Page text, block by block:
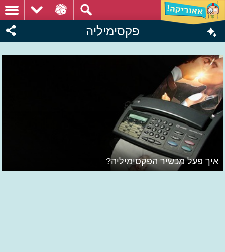
פקסימיליה
איך פעל מכשיר הפקסימיליה?